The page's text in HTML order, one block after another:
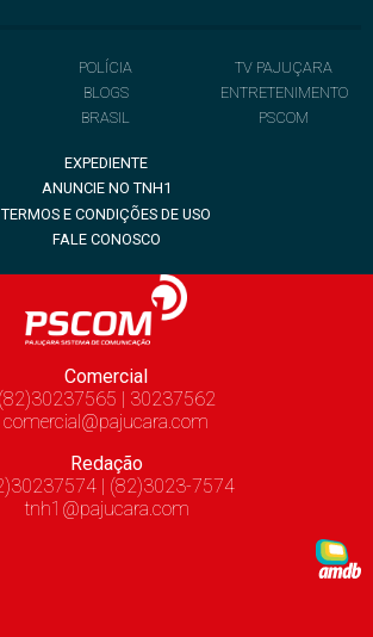
POLÍCIA
BLOGS
BRASIL
TV PAJUÇARA
ENTRETENIMENTO
PSCOM
EXPEDIENTE
ANUNCIE NO TNH1
TERMOS E CONDIÇÕES DE USO
FALE CONOSCO
Comercial
(82)30237565 | 30237562
comercial@pajucara.com
Redação
| (82)3023-7574
tnh1@pajucara.com